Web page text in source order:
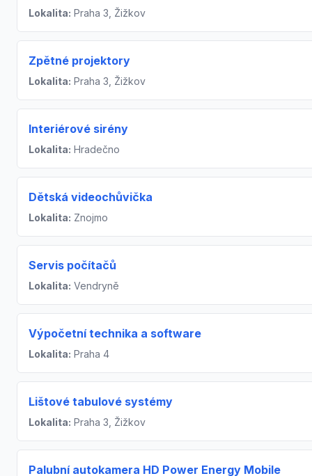
Lokalita: Praha 3, Žižkov
Zpětné projektory
Lokalita: Praha 3, Žižkov
Interiérové sirény
Lokalita: Hradečno
Dětská videochůvička
Lokalita: Znojmo
Servis počítačů
Lokalita: Vendryně
Výpočetní technika a software
Lokalita: Praha 4
Lištové tabulové systémy
Lokalita: Praha 3, Žižkov
Palubní autokamera HD Power Energy Mobile